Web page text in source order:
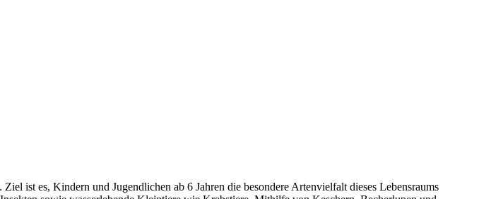
ist es, Kindern und Jugendlichen ab 6 Jahren die besondere Artenvielfalt dieses Lebensraums